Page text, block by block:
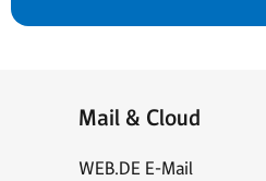
Mail & Cloud
WEB.DE E-Mail